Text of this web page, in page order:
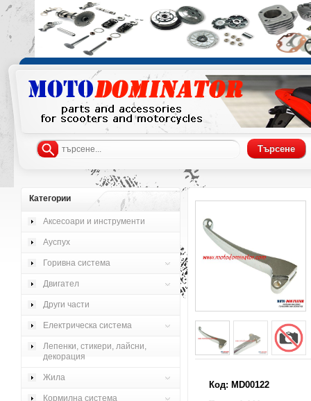
Код: MD00122
Категории
Аксесоари и инструменти
Ауспух
Горивна система
Двигател
Други части
Електрическа система
Лепенки, стикери, лайсни,
декорация
Жила
Кормилна система